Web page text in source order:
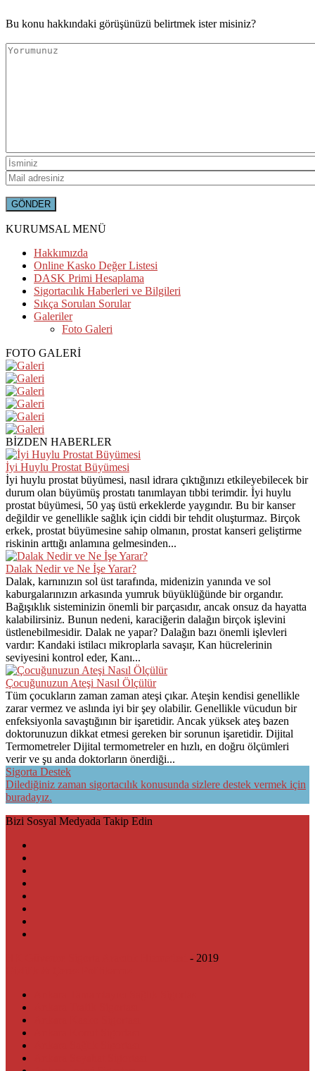
Bu konu hakkındaki görüşünüzü belirtmek ister misiniz?
KURUMSAL MENÜ
Hakkımızda
Online Kasko Değer Listesi
DASK Primi Hesaplama
Sigortacılık Haberleri ve Bilgileri
Sıkça Sorulan Sorular
Galeriler
Foto Galeri
FOTO GALERİ
BİZDEN HABERLER
İyi Huylu Prostat Büyümesi
İyi huylu prostat büyümesi, nasıl idrara çıktığınızı etkileyebilecek bir
durum olan büyümüş prostatı tanımlayan tıbbi terimdir. İyi huylu
prostat büyümesi, 50 yaş üstü erkeklerde yaygındır. Bu bir kanser
değildir ve genellikle sağlık için ciddi bir tehdit oluşturmaz. Birçok
erkek, prostat büyümesine sahip olmanın, prostat kanseri geliştirme
riskinin arttığı anlamına gelmesinden...
Dalak Nedir ve Ne İşe Yarar?
Dalak, karnınızın sol üst tarafında, midenizin yanında ve sol
kaburgalarınızın arkasında yumruk büyüklüğünde bir organdır.
Bağışıklık sisteminizin önemli bir parçasıdır, ancak onsuz da hayatta
kalabilirsiniz. Bunun nedeni, karaciğerin dalağın birçok işlevini
üstlenebilmesidir. Dalak ne yapar? Dalağın bazı önemli işlevleri
vardır: Kandaki istilacı mikroplarla savaşır, Kan hücrelerinin
seviyesini kontrol eder, Kanı...
Çocuğunuzun Ateşi Nasıl Ölçülür
Tüm çocukların zaman zaman ateşi çıkar. Ateşin kendisi genellikle
zarar vermez ve aslında iyi bir şey olabilir. Genellikle vücudun bir
enfeksiyonla savaştığının bir işaretidir. Ancak yüksek ateş bazen
doktorunuzun dikkat etmesi gereken bir sorunun işaretidir. Dijital
Termometreler Dijital termometreler en hızlı, en doğru ölçümleri
verir ve şu anda doktorların önerdiği...
Sigorta Destek
Dilediğiniz zaman sigortacılık konusunda sizlere destek vermek için
buradayız.
Bizi Sosyal Medyada Takip Edin
- 2019